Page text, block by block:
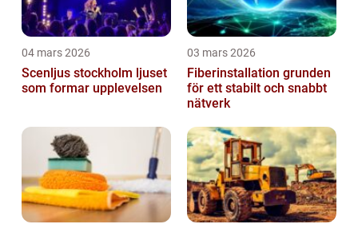
04 mars 2026
Scenljus stockholm ljuset
som formar upplevelsen
03 mars 2026
Fiberinstallation grunden
för ett stabilt och snabbt
nätverk